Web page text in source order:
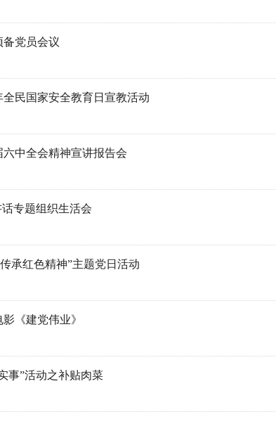
备党员会议
民国家安全教育日宣教活动
中全会精神宣讲报告会
专题组织生活会
承红色精神”主题党日活动
《建党伟业》
事”活动之补贴肉菜